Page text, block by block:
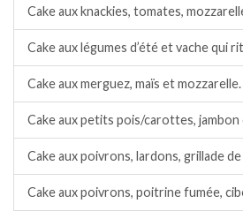
Cake aux knackies, tomates,
Cake aux légumes d’été et vache qui
Cake aux merguez, maïs et mozzarelle.
Cake aux petits pois/carottes, jambon
Cake aux poivrons, lardons, grillade
Cake aux poivrons, poitrine fumée,